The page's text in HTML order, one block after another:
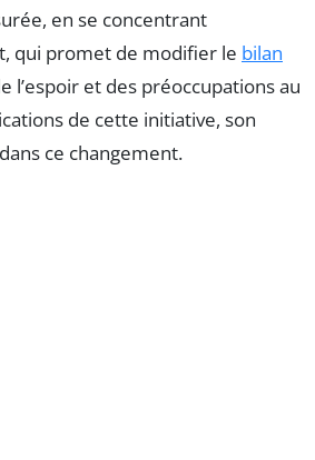
en se concentrant
qui promet de modifier le bilan
l’espoir et des préoccupations au
de cette initiative, son
ce changement.